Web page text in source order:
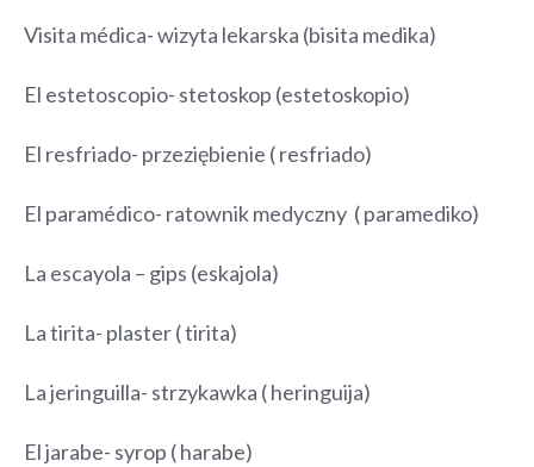
Visita médica- wizyta lekarska (bisita medika)
El estetoscopio- stetoskop (estetoskopio)
El resfriado- przeziębienie ( resfriado)
El paramédico- ratownik medyczny ( paramediko)
La escayola – gips (eskajola)
La tirita- plaster ( tirita)
La jeringuilla- strzykawka ( heringuija)
El jarabe- syrop ( harabe)